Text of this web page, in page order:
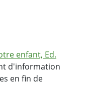
enfant, Ed.
d'information
en fin de